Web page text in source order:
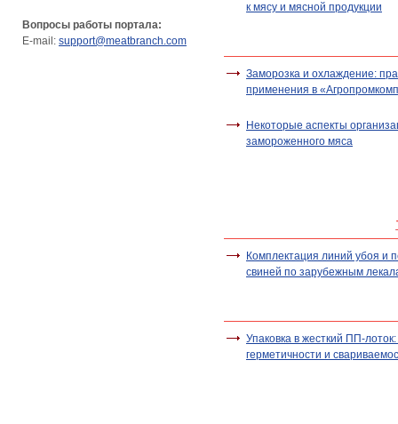
Вопросы работы портала:
E-mail: support@meatbranch.com
к мясу и мясной продукции
Заморозка и охлаждение:
применения в
Некоторые аспекты
замороженного мяса
Комплектация линий убоя и
свиней по зарубежным
Упаковка в жесткий ПП-
герметичности и